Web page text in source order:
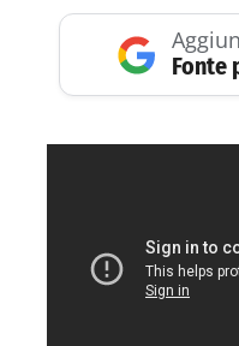
Fonte